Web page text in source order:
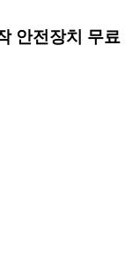
안전장치 무료